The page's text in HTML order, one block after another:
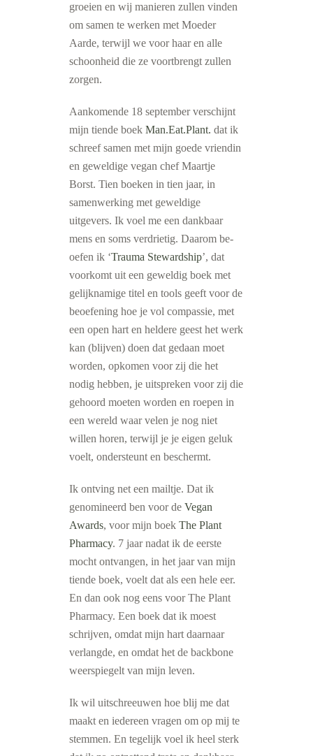
groeien en wij manieren zullen vinden
om samen te werken met Moeder
Aarde, terwijl we voor haar en alle
schoonheid die ze voortbrengt zullen
zorgen.
Aankomende 18 september verschijnt
mijn tiende boek Man.Eat.Plant. dat ik
schreef samen met mijn goede vriendin
en geweldige vegan chef Maartje
Borst. Tien boeken in tien jaar, in
samenwerking met geweldige
uitgevers. Ik voel me een dankbaar
mens en soms verdrietig. Daarom be-
oefen ik ‘Trauma Stewardship’, dat
voorkomt uit een geweldig boek met
gelijknamige titel en tools geeft voor de
beoefening hoe je vol compassie, met
een open hart en heldere geest het werk
kan (blijven) doen dat gedaan moet
worden, opkomen voor zij die het
nodig hebben, je uitspreken voor zij die
gehoord moeten worden en roepen in
een wereld waar velen je nog niet
willen horen, terwijl je je eigen geluk
voelt, ondersteunt en beschermt.
Ik ontving net een mailtje. Dat ik
genomineerd ben voor de Vegan
Awards, voor mijn boek The Plant
Pharmacy. 7 jaar nadat ik de eerste
mocht ontvangen, in het jaar van mijn
tiende boek, voelt dat als een hele eer.
En dan ook nog eens voor The Plant
Pharmacy. Een boek dat ik moest
schrijven, omdat mijn hart daarnaar
verlangde, en omdat het de backbone
weerspiegelt van mijn leven.
Ik wil uitschreeuwen hoe blij me dat
maakt en iedereen vragen om op mij te
stemmen. En tegelijk voel ik heel sterk